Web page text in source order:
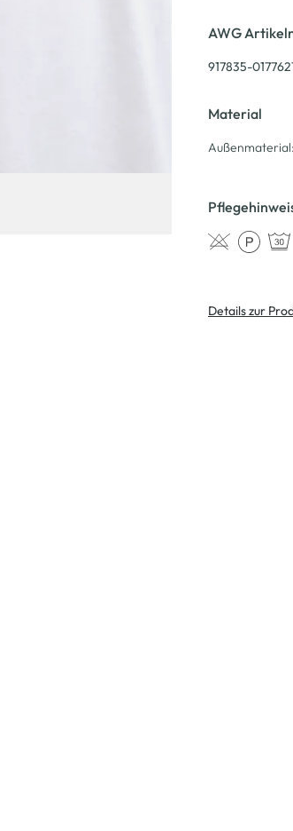
AWG
917835-
Material
Außenmaterial:
Details zur